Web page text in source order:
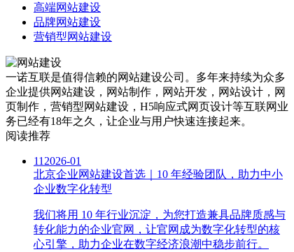
高端网站建设
品牌网站建设
营销型网站建设
一诺互联是值得信赖的网站建设公司。多年来持续为众多
企业提供网站建设，网站制作，网站开发，网站设计，网
页制作，营销型网站建设，H5响应式网页设计等互联网业
务已经有18年之久，让企业与用户快速连接起来。
阅读推荐
11 2026-01
北京企业网站建设首选｜10 年经验团队，助力中小
企业数字化转型
我们将用 10 年行业沉淀，为您打造兼具品牌质感与
转化能力的企业官网，让官网成为数字化转型的核
心引擎，助力企业在数字经济浪潮中稳步前行。